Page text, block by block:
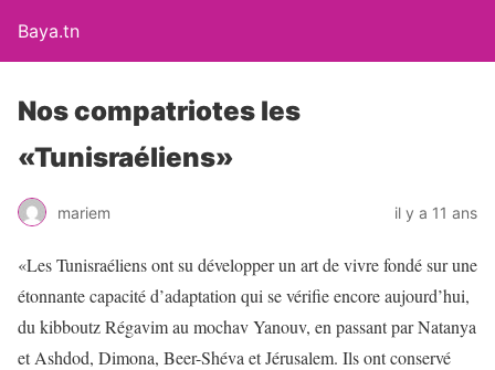
Baya.tn
Nos compatriotes les
«Tunisraéliens»
mariem il y a 11 ans
«Les Tunisraéliens ont su développer un art de vivre fondé sur une
étonnante capacité d’adaptation qui se vérifie encore aujourd’hui,
du kibboutz Régavim au mochav Yanouv, en passant par Natanya
et Ashdod, Dimona, Beer-Shéva et Jérusalem. Ils ont conservé